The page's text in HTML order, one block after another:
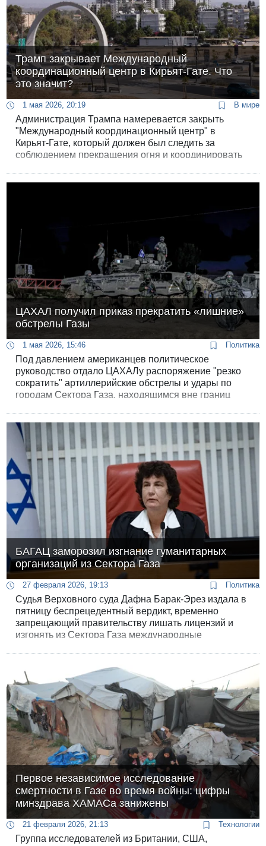
Трамп закрывает Международный
координационный центр в Кирьят-Гате. Что
это значит?
1 мая 2026, 20:19 В мире
Администрация Трампа намеревается закрыть
"Международный координационный центр" в
Кирьят-Гате, который должен был следить за
соблюдением прекращения огня и координировать
ЦАХАЛ получил приказ прекратить «лишние»
обстрелы Газы
1 мая 2026, 15:46 Политика
Под давлением американцев политическое
руководство отдало ЦАХАЛу распоряжение "резко
сократить" артиллерийские обстрелы и удары по
городам Сектора Газа, находящимся вне границ
БАГАЦ заморозил изгнание гуманитарных
организаций из Сектора Газа
27 февраля 2026, 19:13 Политика
Судья Верховного суда Дафна Барак-Эрез издала в
пятницу беспрецедентный вердикт, временно
запрещающий правительству лишать лицензий и
изгонять из Сектора Газа международные
палестинских сотрудников.
Первое независимое исследование
смертности в Газе во время войны: цифры
минздрава ХАМАСа занижены
21 февраля 2026, 21:13 Технологии
Группа исследователей из Британии, США,